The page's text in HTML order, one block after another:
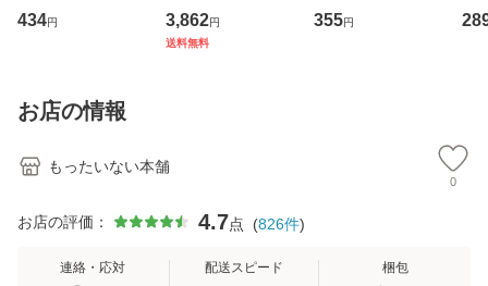
イーストウエス
ト・ジャパン [CD]
434円
専門職の看護マネ
ジメントスキル 改
3,862円
送料無料
キューンレコード
[CD]【メール便送
355円
のが
お店の情報
もったいない本舗
0
お店の評価： 4.7点 (826件)
連絡・応対 配送スピード 梱包